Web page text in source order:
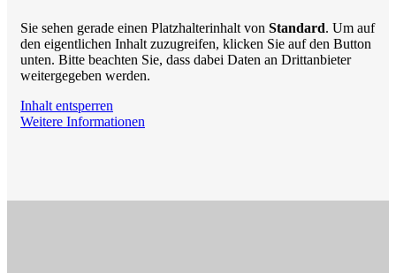
Sie sehen gerade einen Platzhalterinhalt von Standard. Um auf
den eigentlichen Inhalt zuzugreifen, klicken Sie auf den Button
unten. Bitte beachten Sie, dass dabei Daten an Drittanbieter
weitergegeben werden.
Inhalt entsperren
Weitere Informationen